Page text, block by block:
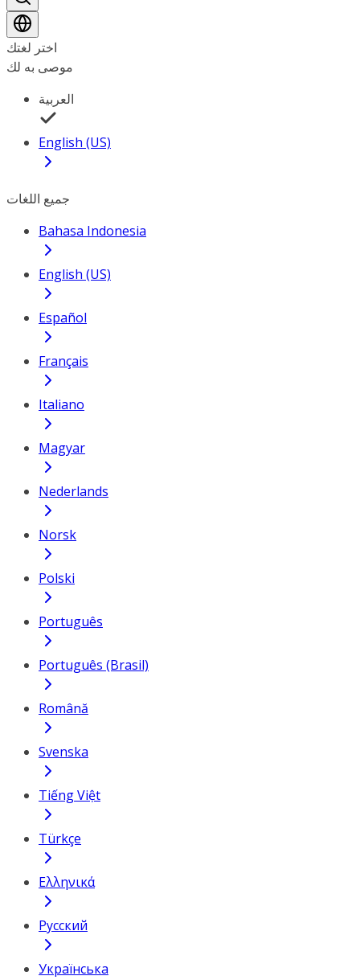
اختر لغتك
موصى به لك
العربية
English (US)
جميع اللغات
Bahasa Indonesia
English (US)
Español
Français
Italiano
Magyar
Nederlands
Norsk
Polski
Português
Português (Brasil)
Română
Svenska
Tiếng Việt
Türkçe
Ελληνικά
Русский
Українська